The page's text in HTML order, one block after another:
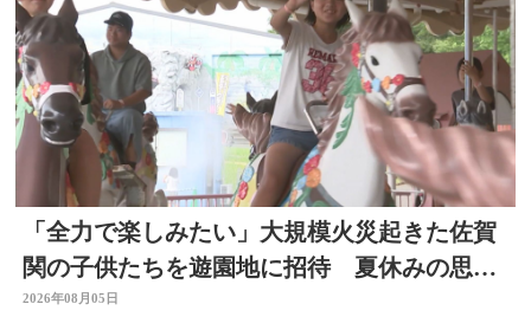
「全力で楽しみたい」大規模火災起きた佐賀
関の子供たちを遊園地に招待 夏休みの思い
出作りに 大分
2026年08月05日